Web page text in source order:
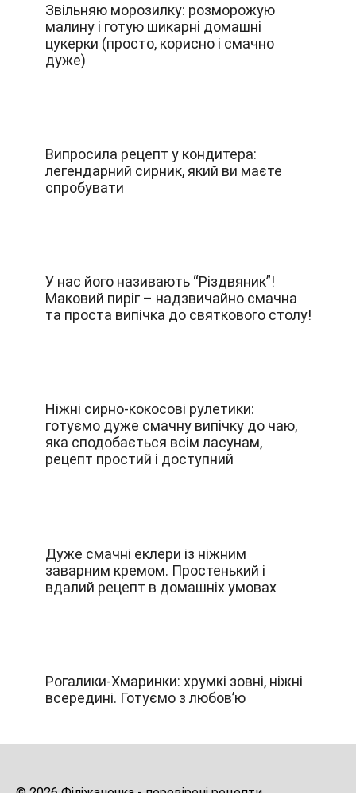
Звільняю морозилку: розморожую
малину і готую шикарні домашні
цукерки (просто, корисно і смачно
дуже)
Випросила рецепт у кондитера:
легендарний сирник, який ви маєте
спробувати
У нас його називають “Різдвяник”!
Маковий пиріг – надзвичайно смачна
та проста випічка до святкового столу!
Ніжні сирно-кокосові рулетики:
готуємо дуже смачну випічку до чаю,
яка сподобається всім ласунам,
рецепт простий і доступний
Дуже смачні еклери із ніжним
заварним кремом. Простенький і
вдалий рецепт в домашніх умовах
Рогалики-Хмаринки: хрумкі зовні, ніжні
всередині. Готуємо з любов’ю